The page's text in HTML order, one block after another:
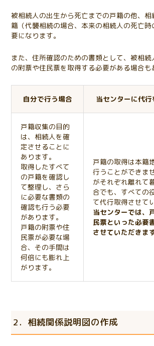
被相続人の出生から死亡までの戸籍の他、相
籍（代襲相続の場合、本来の相続人の死亡
要になります。
また、住所確認のための書類として、被相
の附票や住民票を取得する必要がある場合も
自分で行う場合 当センターに代
戸籍収集の目的
は、相続人を確
定させることに
あります。
取得したすべて
の戸籍を確認し
て整理し、さら
に必要な書類の
確認も行う必要
があります。
戸籍の附票や住
民票が必要な場
合、その手間は
何倍にも膨れ上
がります。
戸籍の取得は本籍
行うことができま
がそれぞれ離れて
合でも、すべての
て代行取得させて
当センターでは、
民票といった必要
させていただきます
2．相続関係説明図の作成